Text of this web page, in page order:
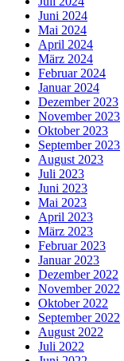
Juni 2024
Mai 2024
April 2024
März 2024
Februar 2024
Januar 2024
Dezember 2023
November 2023
Oktober 2023
September 2023
August 2023
Juli 2023
Juni 2023
Mai 2023
April 2023
März 2023
Februar 2023
Januar 2023
Dezember 2022
November 2022
Oktober 2022
September 2022
August 2022
Juli 2022